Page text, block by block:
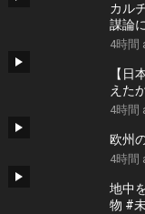
カル
謀論
ル、
4時間
【日
えた
4時間
欧州
4時間
地中
物 #